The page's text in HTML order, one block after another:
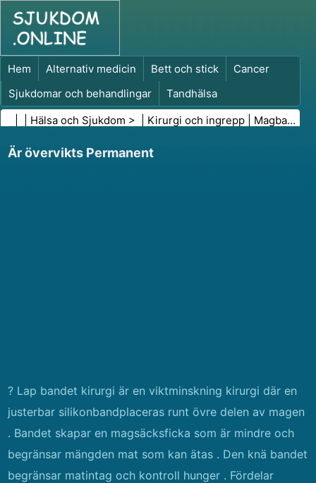
Hem Alternativ medicin Bett och stick
Cancer
Sjukdomar och behandlingar
Tandhälsa
Kost och näring
Familjehälsa
Hälso- och sjukvårdsbranschen
Hälsa och Sjukdom > | Kirurgi och ingrepp Magband (Lap-Band)
Är övervikts Permanent
? Lap bandet kirurgi är en viktminskning kirurgi där en
justerbar silikonbandplaceras runt övre delen av magen
. Bandet skapar en magsäcksficka som är mindre och
begränsar mängden mat som kan ätas . Den knä bandet
begränsar matintag och kontroll hunger . Fördelar